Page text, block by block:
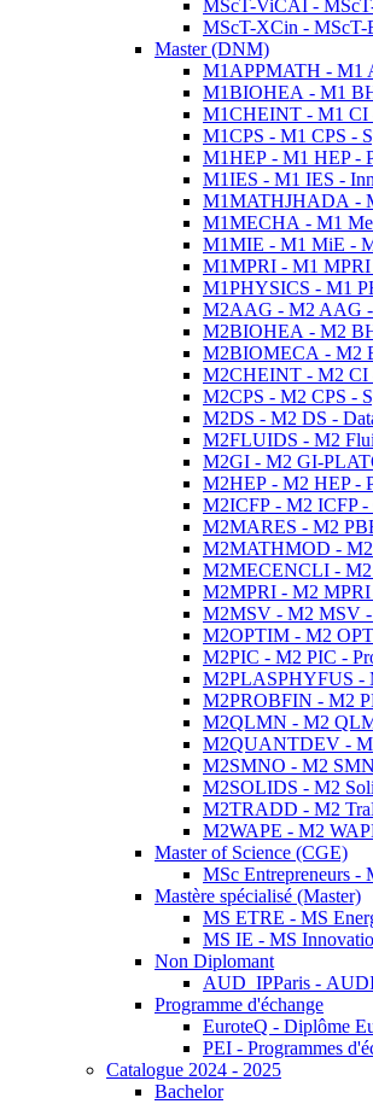
MScT-ViCAI -
MScT-XCin - MScT-
Master (DNM)
M1APPMATH - M1
M1BIOHEA - M1
M1CHEINT - M1 CI
M1CPS - M1 CPS -
M1HEP - M1 HEP -
M1IES - M1 IES -
M1MATHJHADA -
M1MECHA - M1
M1MIE - M1 MiE -
M1MPRI - M1 MPRI
M1PHYSICS - M1
M2AAG - M2 AAG -
M2BIOHEA - M2
M2BIOMECA - M2
M2CHEINT - M2 CI
M2CPS - M2 CPS -
M2DS - M2 DS -
M2FLUIDS - M2
M2GI - M2 GI-
M2HEP - M2 HEP -
M2ICFP - M2 ICFP -
M2MARES - M2
M2MATHMOD - M2
M2MECENCLI - M2
M2MPRI - M2 MPRI
M2MSV - M2 MSV -
M2OPTIM - M2
M2PIC - M2 PIC -
M2PLASPHYFUS -
M2PROBFIN - M2
M2QLMN - M2
M2QUANTDEV -
M2SMNO - M2
M2SOLIDS - M2
M2TRADD - M2
M2WAPE - M2
Master of Science (CGE)
MSc Entrepreneurs -
Mastère spécialisé (Master)
MS ETRE - MS
MS IE - MS
Non Diplomant
AUD_IPParis -
Programme d'échange
EuroteQ - Diplôme
PEI - Programmes
Catalogue 2024 - 2025
Bachelor